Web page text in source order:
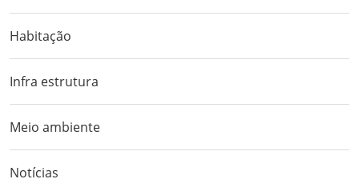
Habitação
Infra estrutura
Meio ambiente
Notícias